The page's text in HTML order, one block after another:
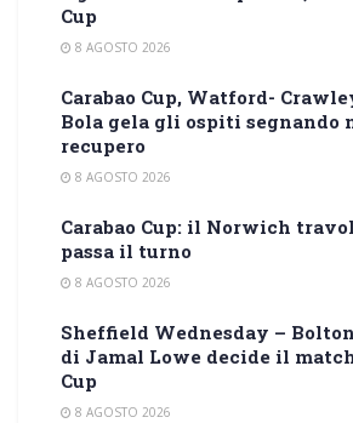
Cup
8 AGOSTO 2026
Carabao Cup, Watford-
Bola gela gli ospiti segnando
recupero
8 AGOSTO 2026
Carabao Cup: il Norwich
passa il turno
8 AGOSTO 2026
Sheffield Wednesday –
di Jamal Lowe decide il
Cup
8 AGOSTO 2026